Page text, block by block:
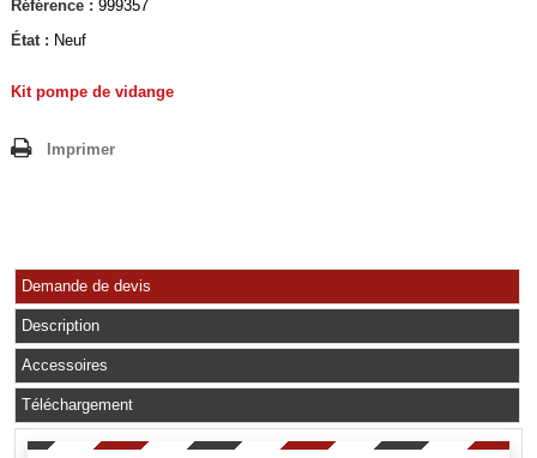
Référence : 999357
État : Neuf
Kit pompe de vidange
Imprimer
Demande de devis
Description
Accessoires
Téléchargement